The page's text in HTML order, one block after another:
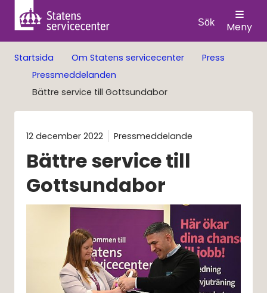
Sök Meny
Startsida Om Statens servicecenter
Press
Pressmeddelanden
Bättre service till Gottsundabor
12 december 2022 Pressmeddelande
Bättre service till
Gottsundabor